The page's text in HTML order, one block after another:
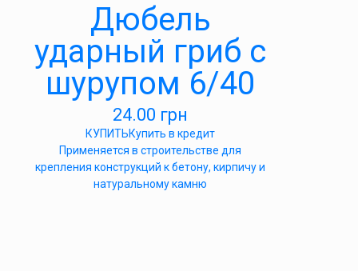
Дюбель
ударный гриб с
шурупом 6/40
24.00 грн
КУПИТЬКупить в кредит
Применяется в строительстве для
крепления конструкций к бетону, кирпичу и
натуральному камню